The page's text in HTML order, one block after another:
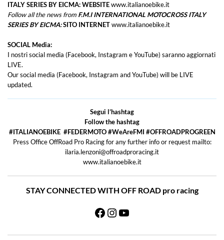
ITALY SERIES BY EICMA:WEBSITEwww.italianoebike.it
Follow all the news from F.M.I INTERNATIONAL MOTOCROSS ITALY
SERIES BY EICMA:SITO INTERNETwww.italianoebike.it
SOCIAL Media:
I nostri social media (Facebook, Instagram e YouTube) saranno aggiornati
LIVE.
Our social media (Facebook, Instagram and YouTube) will be LIVE
updated.
Segui l’hashtag
Follow the hashtag
#ITALIANOEBIKE #FEDERMOTO #WeAreFMI #OFFROADPROGREEN
Press Office OffRoad Pro Racing for any further info or request mailto:
ilaria.lenzoni@offroadproracing.it
www.italianoebike.it
STAY CONNECTED WITH OFF ROAD pro racing
Facebook
Instagram
YouTube